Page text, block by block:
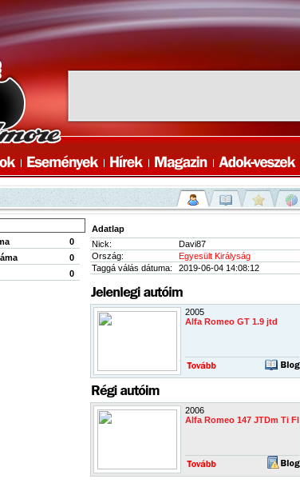
0
0
0
Adatlap
Nick:
Davi87
Ország:
Egyesült Királyság
Taggá válás dátuma:
2019-06-04 14:08:12
2005
Alfa Romeo GT 1.9 jtd
2006
Alfa Romeo 147 JTDm Ti Fl